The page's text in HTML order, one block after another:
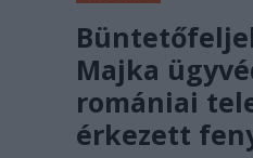
Majka
romániai
érkezett